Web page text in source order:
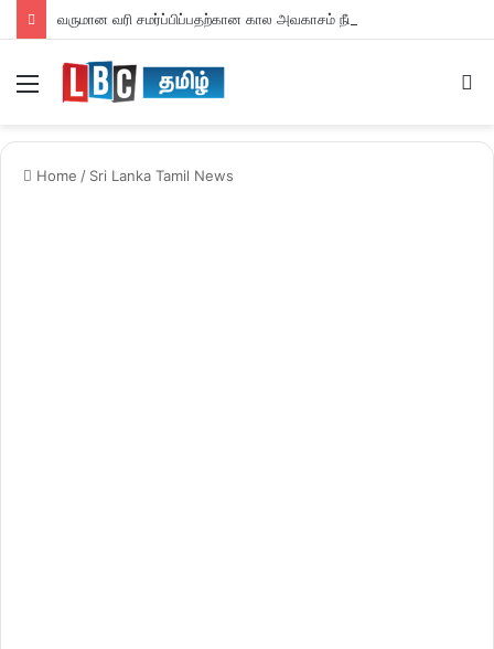
வருமான வரி சமர்ப்பிப்பதற்கான கால அவகாசம் நீடிப்பு
Home / Sri Lanka Tamil News